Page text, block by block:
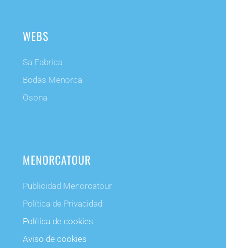
WEBS
Sa Fabrica
Bodas Menorca
Osona
MENORCATOUR
Publicidad Menorcatour
Política de Privacidad
Política de cookies
Aviso de cookies